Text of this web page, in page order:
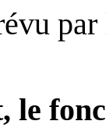
le